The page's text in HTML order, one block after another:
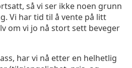
så vi ser ikke noen grunn
Vi har tid til å vente på litt
om vi jo nå stort sett beveger
har vi nå etter en helhetlig